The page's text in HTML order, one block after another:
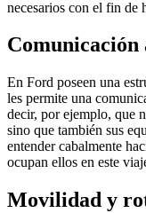
necesarios con el fin de
En Ford poseen una
les permite una
decir, por ejemplo, que
sino que también sus
entender cabalmente
ocupan ellos en este
Movilidad y